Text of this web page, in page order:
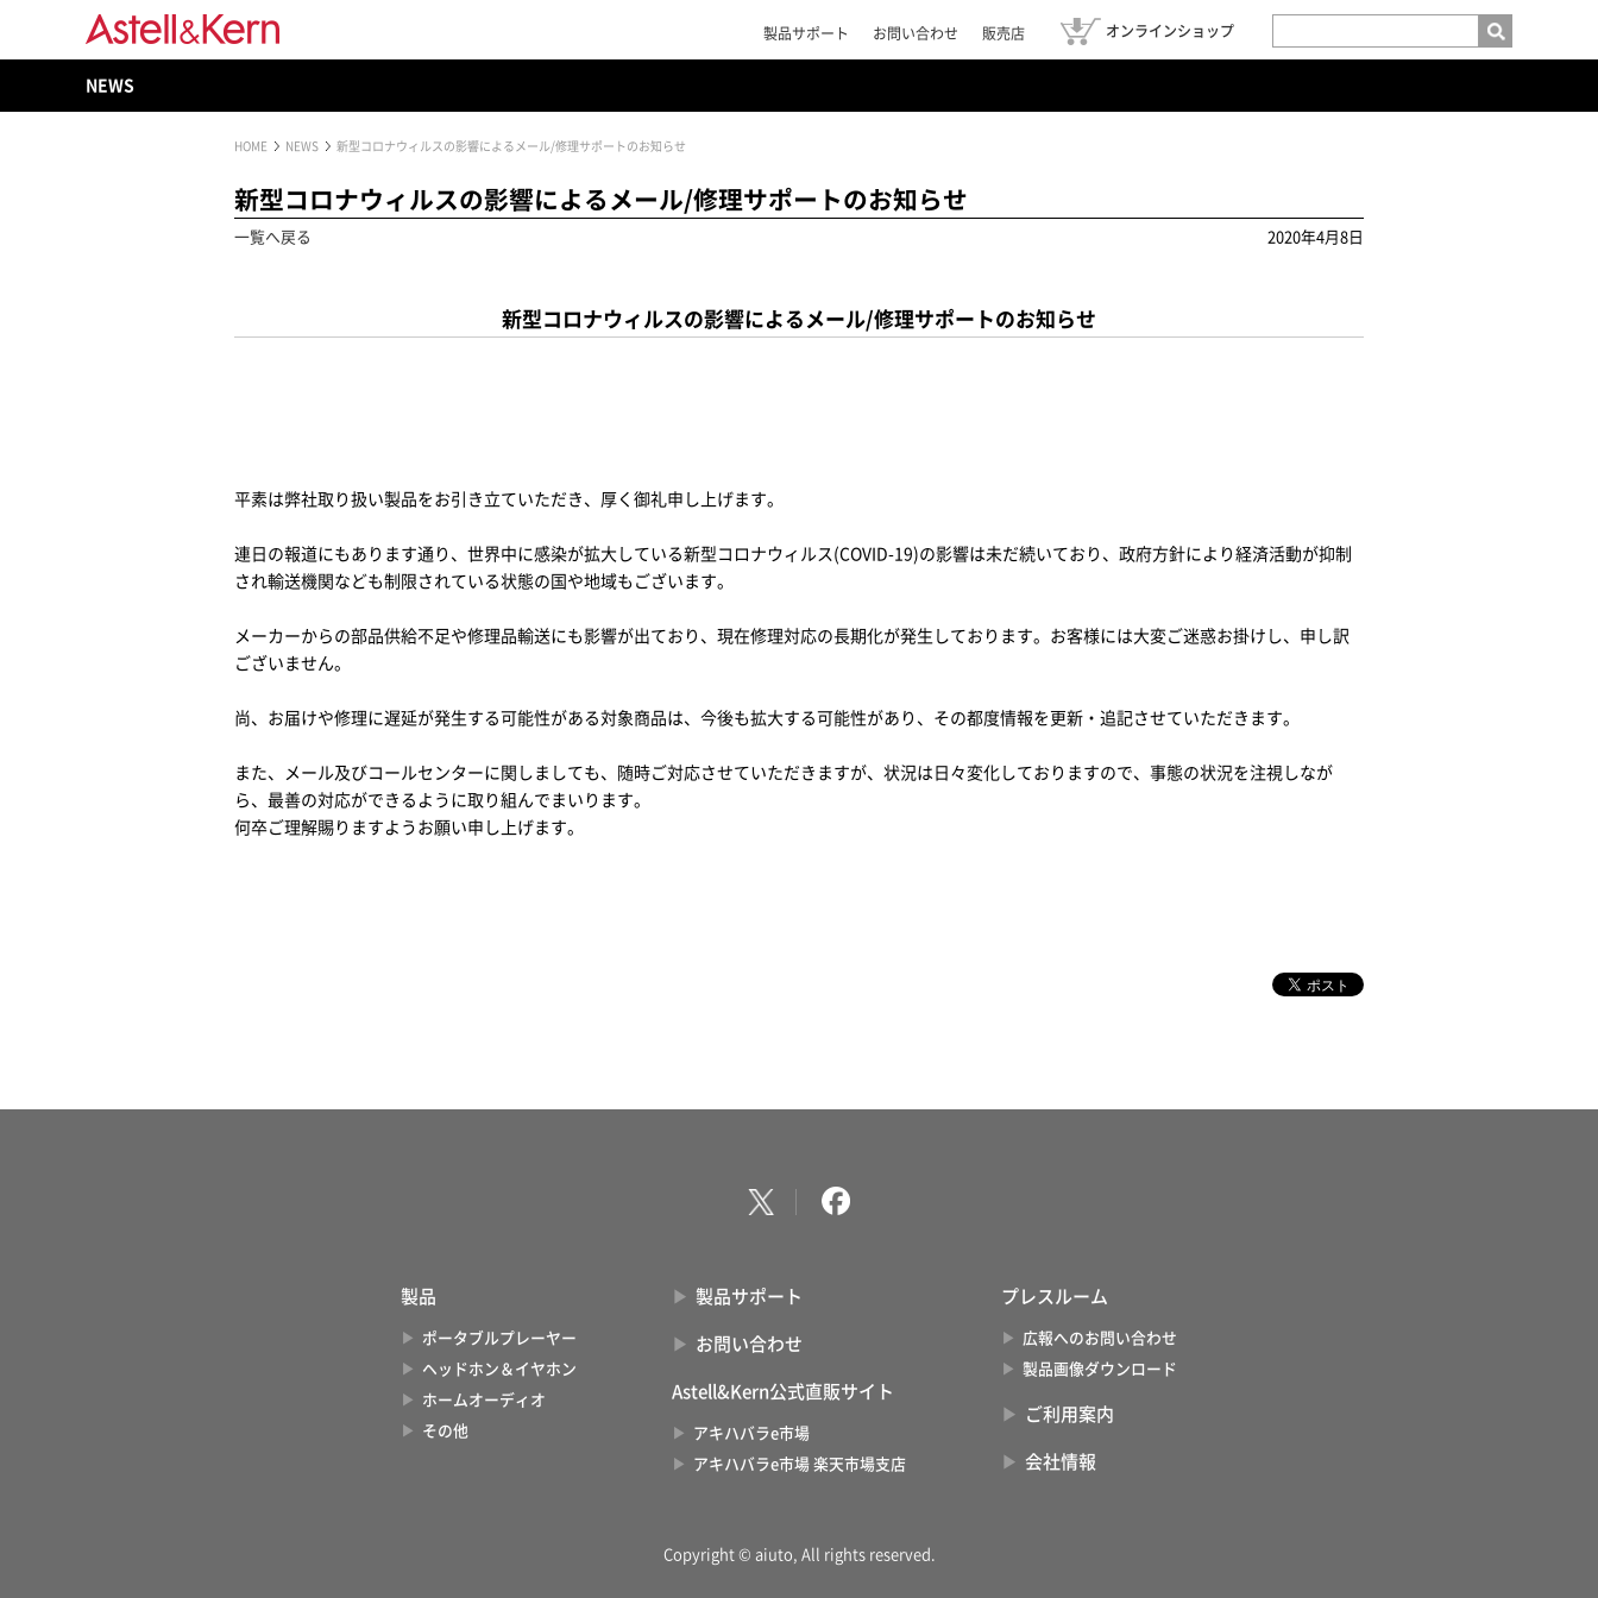
製品サポート お問い合わせ 販売店 オンラインショップ
NEWS
HOME NEWS 新型コロナウィルスの影響によるメール/修理サポートのお知らせ
新型コロナウィルスの影響によるメール/修理サポートのお知らせ
一覧へ戻る 2020年4月8日
新型コロナウィルスの影響によるメール/修理サポートのお知らせ
平素は弊社取り扱い製品をお引き立ていただき、厚く御礼申し上げます。
連日の報道にもあります通り、世界中に感染が拡大している新型コロナウィルス(COVID-19)の影響は未だ続いており、政府方針により経済活動が抑制
され輸送機関なども制限されている状態の国や地域もございます。
メーカーからの部品供給不足や修理品輸送にも影響が出ており、現在修理対応の長期化が発生しております。お客様には大変ご迷惑お掛けし、申し訳
ございません。
尚、お届けや修理に遅延が発生する可能性がある対象商品は、今後も拡大する可能性があり、その都度情報を更新・追記させていただきます。
また、メール及びコールセンターに関しましても、随時ご対応させていただきますが、状況は日々変化しておりますので、事態の状況を注視しなが
ら、最善の対応ができるように取り組んでまいります。
何卒ご理解賜りますようお願い申し上げます。
製品
ポータブルプレーヤー
ヘッドホン＆イヤホン
ホームオーディオ
その他
製品サポート
お問い合わせ
Astell&Kern公式直販サイト
アキハバラe市場
アキハバラe市場 楽天市場支店
プレスルーム
広報へのお問い合わせ
製品画像ダウンロード
ご利用案内
会社情報
Copyright © aiuto, All rights reserved.